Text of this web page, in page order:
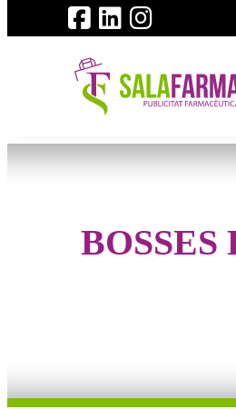
BOSSES